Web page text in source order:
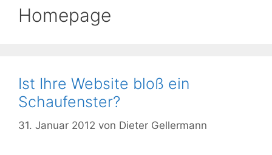
Homepage
Ist Ihre Website bloß ein
Schaufenster?
31. Januar 2012 von Dieter Gellermann